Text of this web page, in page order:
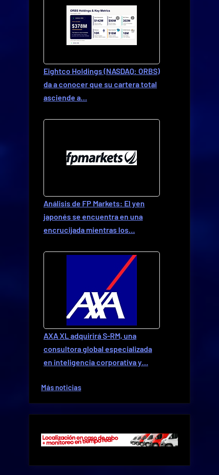
Eightco Holdings (NASDAQ: ORBS)
da a conocer que su cartera total
asciende a…
Análisis de FP Markets: El yen
japonés se encuentra en una
encrucijada mientras los…
AXA XL adquirirá S-RM, una
consultora global especializada
en inteligencia corporativa y…
Más noticias